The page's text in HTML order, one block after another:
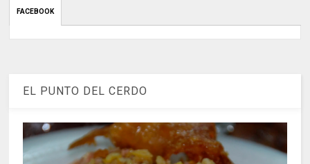
FACEBOOK
EL PUNTO DEL CERDO